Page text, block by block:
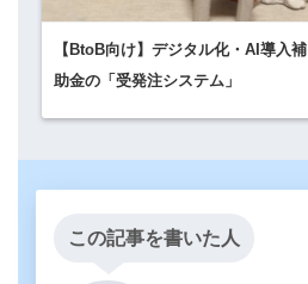
【BtoB向け】デジタル化・AI導入補
助金の「受発注システム」
この記事を書いた人